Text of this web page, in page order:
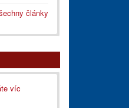
články
víc